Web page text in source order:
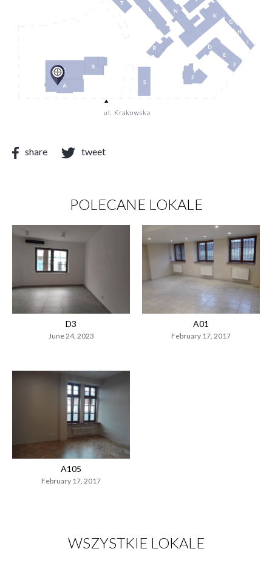
share tweet
POLECANE LOKALE
D3
June 24, 2023
A01
February 17, 2017
A105
February 17, 2017
WSZYSTKIE LOKALE